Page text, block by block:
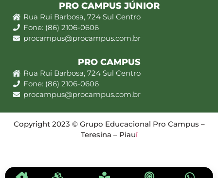
PRO CAMPUS JÚNIOR
Rua Rui Barbosa, 724 Sul Centro
Fone: (86) 2106-0606
procampus@procampus.com.br
PRO CAMPUS
Rua Rui Barbosa, 724 Sul Centro
Fone: (86) 2106-0606
procampus@procampus.com.br
Copyright 2023 © Grupo Educacional Pro Campus –
Teresina – Piauí